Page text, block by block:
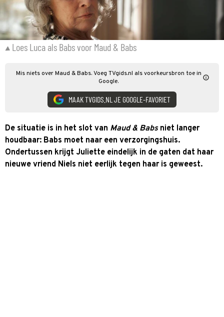
Loes Luca als Babs voor Maud & Babs
Mis niets over Maud & Babs. Voeg TVgids.nl als voorkeursbron toe in
Google.
MAAK TVGIDS.NL JE GOOGLE-FAVORIET
De situatie is in het slot van Maud & Babsniet langer
houdbaar: Babs moet naar een verzorgingshuis.
Ondertussen krijgt Juliette eindelijk in de gaten dat haar
nieuwe vriend Niels niet eerlijk tegen haar is geweest.